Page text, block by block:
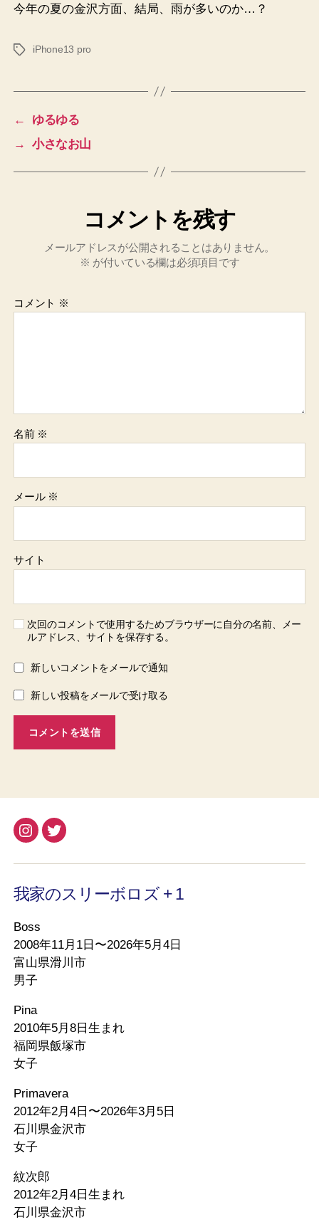
今年の夏の金沢方面、結局、雨が多いのか…？
タ
iPhone13 pro
←
ゆるゆる
→
小さなお山
コメントを残す
メールアドレスが公開されることはありません。
※ が付いている欄は必須項目です
コメント ※
名前 ※
メール ※
サイト
次回のコメントで使用するためブラウザーに自分の名前、メー
ルアドレス、サイトを保存する。
新しいコメントをメールで通知
新しい投稿をメールで受け取る
Instagram
Twitter
我家のスリーボロズ + 1
Boss
2008年11月1日〜2026年5月4日
富山県滑川市
男子
Pina
2010年5月8日生まれ
福岡県飯塚市
女子
Primavera
2012年2月4日〜2026年3月5日
石川県金沢市
女子
紋次郎
2012年2月4日生まれ
石川県金沢市